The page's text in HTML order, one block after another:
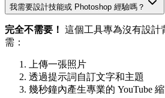
我需要設計技能或 Photoshop 經驗嗎？
完全不需要！ 這個工具專為沒有設計
需：
上傳一張照片
透過提示詞自訂文字和主題
幾秒鐘內產生專業的 YouTube 縮